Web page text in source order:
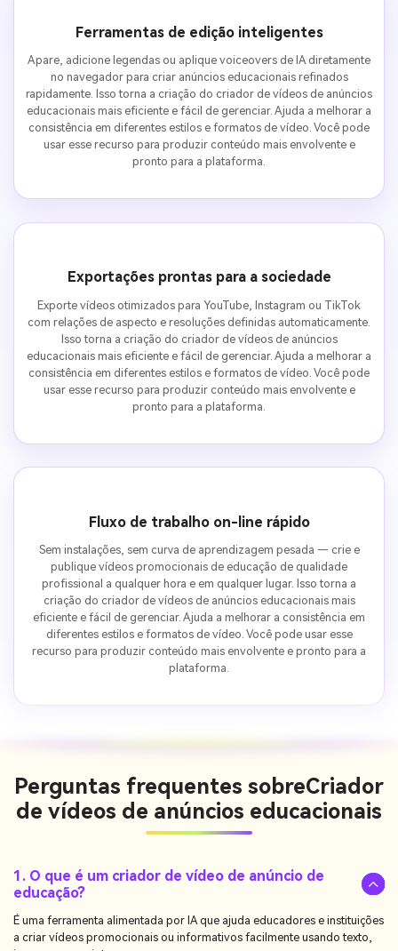
Ferramentas de edição inteligentes
Apare, adicione legendas ou aplique voiceovers de IA diretamente
no navegador para criar anúncios educacionais refinados
rapidamente. Isso torna a criação do criador de vídeos de anúncios
educacionais mais eficiente e fácil de gerenciar. Ajuda a melhorar a
consistência em diferentes estilos e formatos de vídeo. Você pode
usar esse recurso para produzir conteúdo mais envolvente e
pronto para a plataforma.
Exportações prontas para a sociedade
Exporte vídeos otimizados para YouTube, Instagram ou TikTok
com relações de aspecto e resoluções definidas automaticamente.
Isso torna a criação do criador de vídeos de anúncios
educacionais mais eficiente e fácil de gerenciar. Ajuda a melhorar a
consistência em diferentes estilos e formatos de vídeo. Você pode
usar esse recurso para produzir conteúdo mais envolvente e
pronto para a plataforma.
Fluxo de trabalho on-line rápido
Sem instalações, sem curva de aprendizagem pesada — crie e
publique vídeos promocionais de educação de qualidade
profissional a qualquer hora e em qualquer lugar. Isso torna a
criação do criador de vídeos de anúncios educacionais mais
eficiente e fácil de gerenciar. Ajuda a melhorar a consistência em
diferentes estilos e formatos de vídeo. Você pode usar esse
recurso para produzir conteúdo mais envolvente e pronto para a
plataforma.
Perguntas frequentes sobreCriador
de vídeos de anúncios educacionais
1. O que é um criador de vídeo de anúncio de
educação?
É uma ferramenta alimentada por IA que ajuda educadores e instituições
a criar vídeos promocionais ou informativos facilmente usando texto,